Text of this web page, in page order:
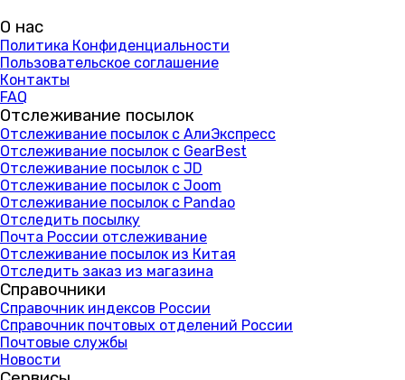
О нас
Политика Конфиденциальности
Пользовательское соглашение
Контакты
FAQ
Отслеживание посылок
Отслеживание посылок с АлиЭкспресс
Отслеживание посылок с GearBest
Отслеживание посылок с JD
Отслеживание посылок с Joom
Отслеживание посылок с Pandao
Отследить посылку
Почта России отслеживание
Отслеживание посылок из Китая
Отследить заказ из магазина
Справочники
Справочник индексов России
Справочник почтовых отделений России
Почтовые службы
Новости